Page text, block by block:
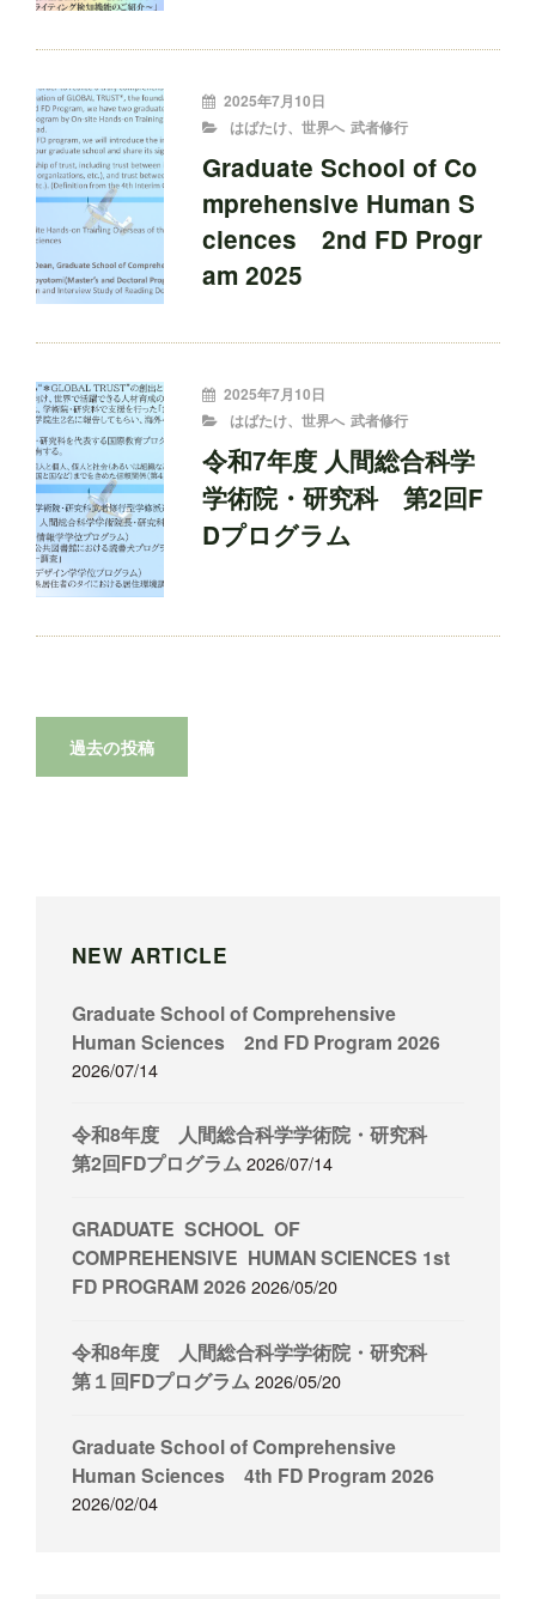
投
稿
2025年7月10日
CATEGORIES
はばたけ、世界へ 武者修行
Graduate School of Co
mprehensive Human S
ciences 2nd FD Progr
am 2025
投
稿
2025年7月10日
CATEGORIES
はばたけ、世界へ 武者修行
令和7年度 人間総合科学
学術院・研究科 第2回F
Dプログラム
稿
過去の投稿
NEW ARTICLE
Graduate School of Comprehensive
Human Sciences 2nd FD Program 2026
2026/07/14
令和8年度 人間総合科学学術院・研究科
第2回FDプログラム2026/07/14
GRADUATE SCHOOL OF
COMPREHENSIVE HUMAN SCIENCES 1st
FD PROGRAM 2026 2026/05/20
令和8年度 人間総合科学学術院・研究科
第１回FDプログラム2026/05/20
Graduate School of Comprehensive
Human Sciences 4th FD Program 2026
2026/02/04